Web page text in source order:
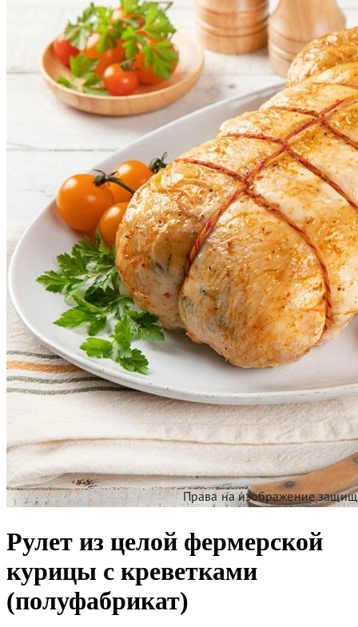
Рулет из целой фермерской
курицы с креветками
(полуфабрикат)